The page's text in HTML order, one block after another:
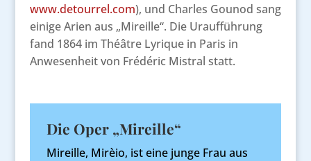
www.detourrel.com), und Charles Gounod sang
einige Arien aus „Mireille“. Die Uraufführung
fand 1864 im Théâtre Lyrique in Paris in
Anwesenheit von Frédéric Mistral statt.
Die Oper „Mireille“
Mireille, Mirèio, ist eine junge Frau aus